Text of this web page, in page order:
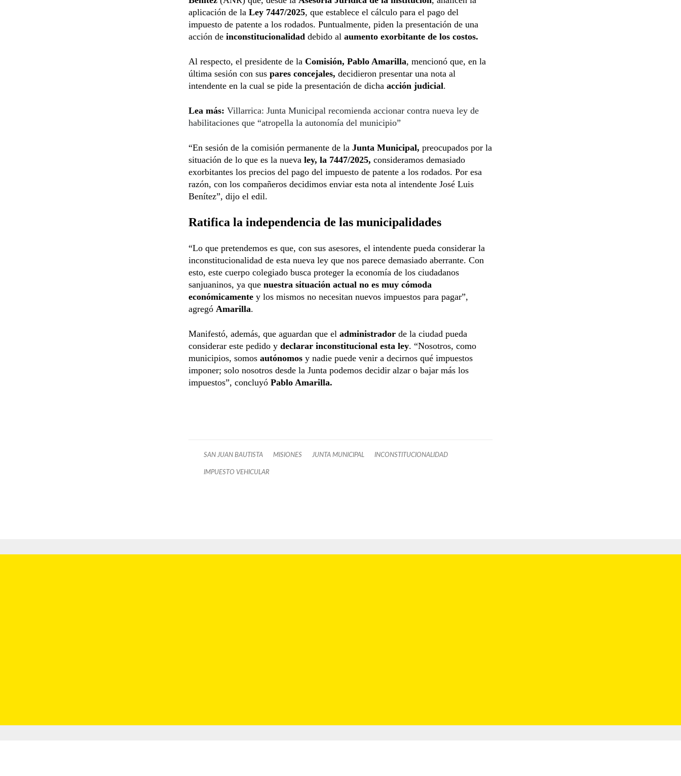
aplicación de la Ley 7447/2025, que establece el cálculo para el pago del
impuesto de patente a los rodados. Puntualmente, piden la presentación de una
acción de inconstitucionalidad debido al aumento exorbitante de los costos.
Al respecto, el presidente de la Comisión, Pablo Amarilla, mencionó que, en la
última sesión con sus pares concejales, decidieron presentar una nota al
intendente en la cual se pide la presentación de dicha acción judicial.
Lea más: Villarrica: Junta Municipal recomienda accionar contra nueva ley de
habilitaciones que “atropella la autonomía del municipio”
“En sesión de la comisión permanente de la Junta Municipal, preocupados por la
situación de lo que es la nueva ley, la 7447/2025, consideramos demasiado
exorbitantes los precios del pago del impuesto de patente a los rodados. Por esa
razón, con los compañeros decidimos enviar esta nota al intendente José Luis
Benítez”, dijo el edil.
Ratifica la independencia de las municipalidades
“Lo que pretendemos es que, con sus asesores, el intendente pueda considerar la
inconstitucionalidad de esta nueva ley que nos parece demasiado aberrante. Con
esto, este cuerpo colegiado busca proteger la economía de los ciudadanos
sanjuaninos, ya que nuestra situación actual no es muy cómoda
económicamente y los mismos no necesitan nuevos impuestos para pagar”,
agregó Amarilla.
Manifestó, además, que aguardan que el administrador de la ciudad pueda
considerar este pedido y declarar inconstitucional esta ley. “Nosotros, como
municipios, somos autónomos y nadie puede venir a decirnos qué impuestos
imponer; solo nosotros desde la Junta podemos decidir alzar o bajar más los
impuestos”, concluyó Pablo Amarilla.
SAN JUAN BAUTISTA MISIONES JUNTA MUNICIPAL INCONSTITUCIONALIDAD
IMPUESTO VEHICULAR